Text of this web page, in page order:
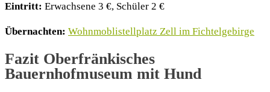
Eintritt: Erwachsene 3 €, Schüler 2 €
Übernachten: Wohnmoblistellplatz Zell im Fichtelgebirge
Fazit Oberfränkisches
Bauernhofmuseum mit Hund